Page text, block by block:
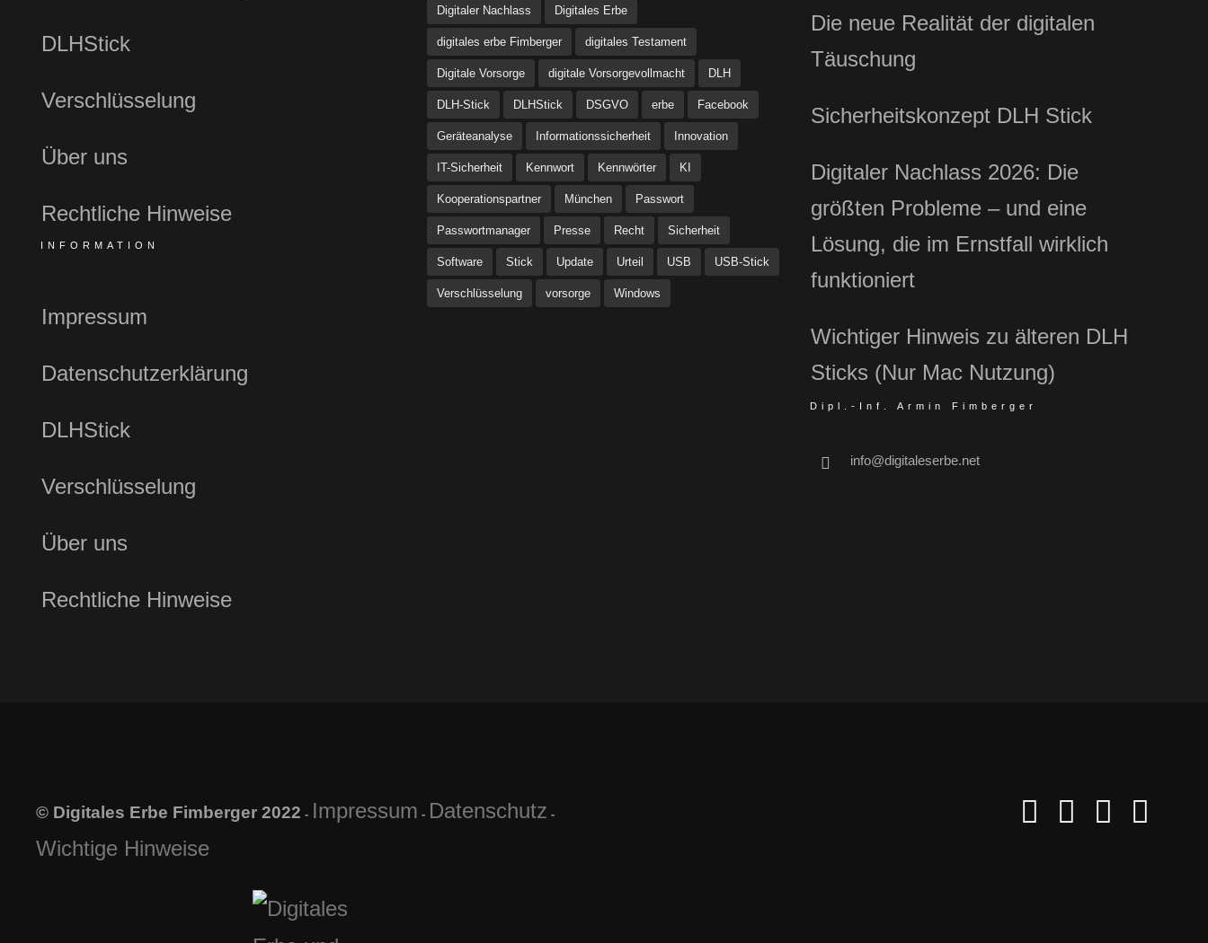
DLHStick
Verschlüsselung
Über uns
Rechtliche Hinweise
INFORMATION
Impressum
Datenschutzerklärung
DLHStick
Verschlüsselung
Über uns
Rechtliche Hinweise
Digitaler Nachlass Digitales Erbe
digitales erbe Fimberger digitales Testament
Digitale Vorsorge digitale Vorsorgevollmacht DLH
DLH-Stick DLHStick DSGVO erbe Facebook
Geräteanalyse Informationssicherheit Innovation
IT-Sicherheit Kennwort Kennwörter KI
Kooperationspartner München Passwort
Passwortmanager Presse Recht Sicherheit
Software Stick Update Urteil USB USB-Stick
Verschlüsselung vorsorge Windows
Die neue Realität der digitalen
Täuschung
Sicherheitskonzept DLH Stick
Digitaler Nachlass 2026: Die
größten Probleme – und eine
Lösung, die im Ernstfall wirklich
funktioniert
Wichtiger Hinweis zu älteren DLH
Sticks (Nur Mac Nutzung)
Dipl.-Inf. Armin Fimberger
info@digitaleserbe.net
© Digitales Erbe Fimberger 2022 - Impressum - Datenschutz -
Wichtige Hinweise